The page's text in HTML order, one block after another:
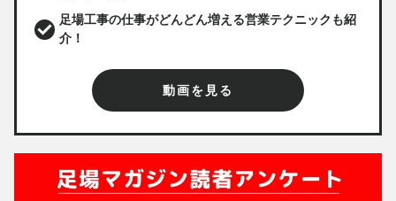
足場工事の仕事がどんどん増える営業テクニックも紹
介！
動画を見る